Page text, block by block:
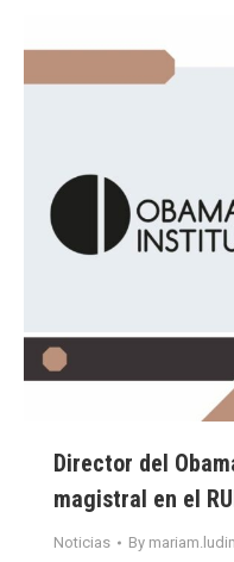
Director del
magistral en el
Noticias By